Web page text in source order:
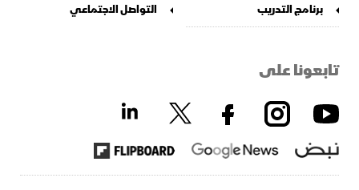
برنامج التدريب
التواصل الاجتماعي
تابعونا على